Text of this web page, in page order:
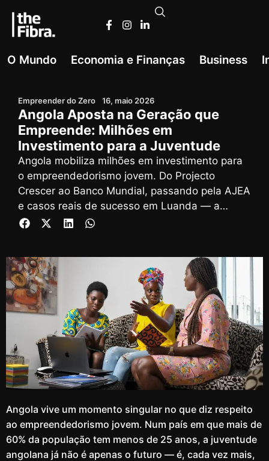
O Mundo Economia e Finanças Business
Empreender do Zero 16, maio 2026
Angola Aposta na Geração que
Empreende: Milhões em
Investimento para a Juventude
Angola mobiliza milhões em investimento para
o empreendedorismo jovem. Do Projecto
Crescer ao Banco Mundial, passando pela AJEA
e casos reais de sucesso em Luanda — a
geração que empreende está a mudar o país.
Angola vive um momento singular no que diz respeito
ao empreendedorismo jovem. Num país em que mais de
60% da população tem menos de 25 anos, a juventude
angolana já não é apenas o futuro — é, cada vez mais,